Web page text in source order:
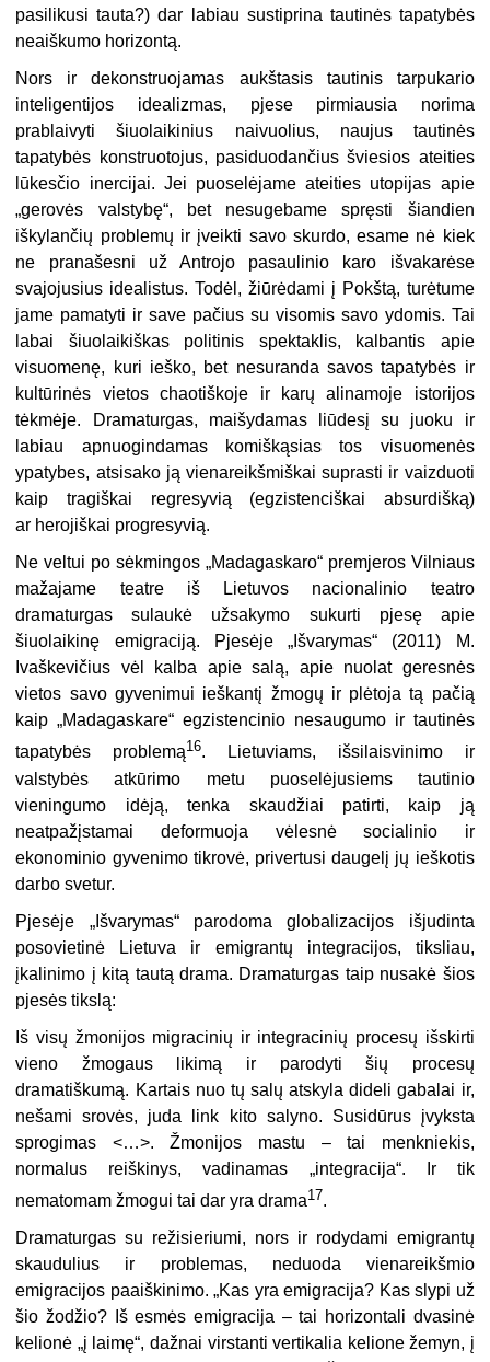
pasilikusi tauta?) dar labiau sustiprina tautinės tapatybės
neaiškumo horizontą.
Nors ir dekonstruojamas aukštasis tautinis tarpukario
inteligentijos idealizmas, pjese pirmiausia norima
prablaivyti šiuolaikinius naivuolius, naujus tautinės
tapatybės konstruotojus, pasiduodančius šviesios ateities
lūkesčio inercijai. Jei puoselėjame ateities utopijas apie
„gerovės valstybę“, bet nesugebame spręsti šiandien
iškylančių problemų ir įveikti savo skurdo, esame nė kiek
ne pranašesni už Antrojo pasaulinio karo išvakarėse
svajojusius idealistus. Todėl, žiūrėdami į Pokštą, turėtume
jame pamatyti ir save pačius su visomis savo ydomis. Tai
labai šiuolaikiškas politinis spektaklis, kalbantis apie
visuomenę, kuri ieško, bet nesuranda savos tapatybės ir
kultūrinės vietos chaotiškoje ir karų alinamoje istorijos
tėkmėje. Dramaturgas, maišydamas liūdesį su juoku ir
labiau apnuogindamas komiškąsias tos visuomenės
ypatybes, atsisako ją vienareikšmiškai suprasti ir vaizduoti
kaip tragiškai regresyvią (egzistenciškai absurdišką)
ar herojiškai progresyvią.
Ne veltui po sėkmingos „Madagaskaro“ premjeros Vilniaus
mažajame teatre iš Lietuvos nacionalinio teatro
dramaturgas sulaukė užsakymo sukurti pjesę apie
šiuolaikinę emigraciją. Pjesėje „Išvarymas“ (2011) M.
Ivaškevičius vėl kalba apie salą, apie nuolat geresnės
vietos savo gyvenimui ieškantį žmogų ir plėtoja tą pačią
kaip „Madagaskare“ egzistencinio nesaugumo ir tautinės
tapatybės problemą16. Lietuviams, išsilaisvinimo ir
valstybės atkūrimo metu puoselėjusiems tautinio
vieningumo idėją, tenka skaudžiai patirti, kaip ją
neatpažįstamai deformuoja vėlesnė socialinio ir
ekonominio gyvenimo tikrovė, privertusi daugelį jų ieškotis
darbo svetur.
Pjesėje „Išvarymas“ parodoma globalizacijos išjudinta
posovietinė Lietuva ir emigrantų integracijos, tiksliau,
įkalinimo į kitą tautą drama. Dramaturgas taip nusakė šios
pjesės tikslą:
Iš visų žmonijos migracinių ir integracinių procesų išskirti
vieno žmogaus likimą ir parodyti šių procesų
dramatiškumą. Kartais nuo tų salų atskyla dideli gabalai ir,
nešami srovės, juda link kito salyno. Susidūrus įvyksta
sprogimas <…>. Žmonijos mastu – tai menkniekis,
normalus reiškinys, vadinamas „integracija“. Ir tik
nematomam žmogui tai dar yra drama17.
Dramaturgas su režisieriumi, nors ir rodydami emigrantų
skaudulius ir problemas, neduoda vienareikšmio
emigracijos paaiškinimo. „Kas yra emigracija? Kas slypi už
šio žodžio? Iš esmės emigracija – tai horizontali dvasinė
kelionė „į laimę“, dažnai virstanti vertikalia kelione žemyn, į